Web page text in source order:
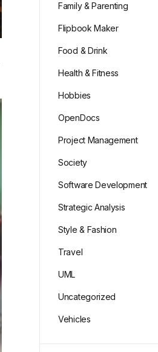
Family & Parenting
Flipbook Maker
Food & Drink
Health & Fitness
Hobbies
OpenDocs
Project Management
Society
Software Development
Strategic Analysis
Style & Fashion
Travel
UML
Uncategorized
Vehicles